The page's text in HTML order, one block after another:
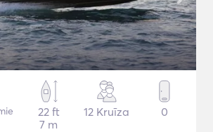
22 ft
7 m
12 Kruīza 0